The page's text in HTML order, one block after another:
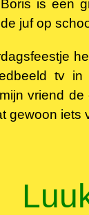
is een
juf op
tv
vriend
gewoon iets